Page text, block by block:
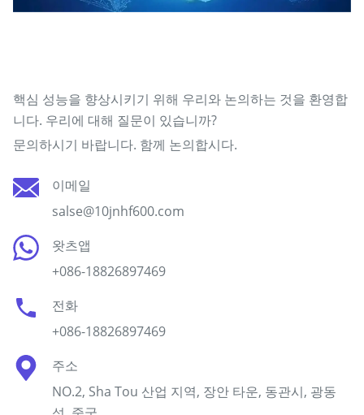
핵심 성능을 향상시키기 위해 우리와 논의하는 것을 환영합
니다. 우리에 대해 질문이 있습니까?
문의하시기 바랍니다. 함께 논의합시다.
이메일
salse@10jnhf600.com
왓츠앱
+086-18826897469
전화
+086-18826897469
주소
NO.2, Sha Tou 산업 지역, 장안 타운, 동관시, 광동